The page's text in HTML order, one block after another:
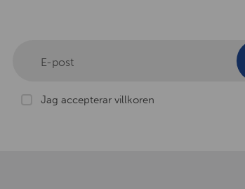
E-post
Jag accepterar villkoren